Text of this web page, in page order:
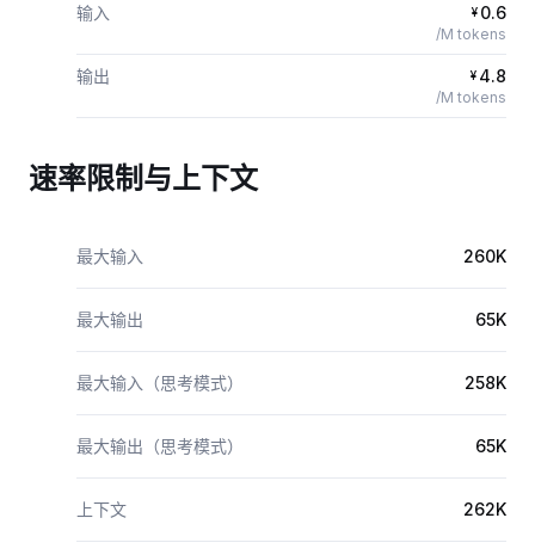
输入 ¥ 0.6
/M tokens
输出 ¥ 4.8
/M tokens
速率限制与上下文
最大输入 260K
最大输出 65K
最大输入（思考模式） 258K
最大输出（思考模式） 65K
上下文 262K